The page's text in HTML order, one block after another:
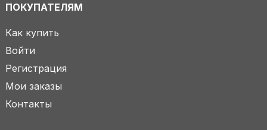
ПОКУПАТЕЛЯМ
Как купить
Войти
Регистрация
Мои заказы
Контакты